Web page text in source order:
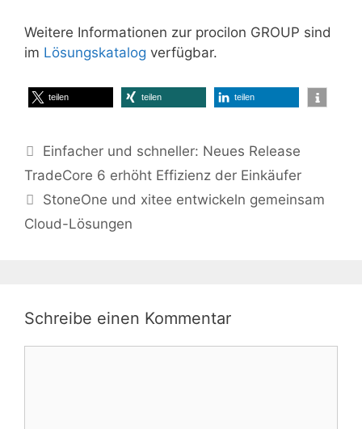
Weitere Informationen zur procilon GROUP sind
im Lösungskatalog verfügbar.
teilen teilen teilen
Einfacher und schneller: Neues Release
TradeCore 6 erhöht Effizienz der Einkäufer
StoneOne und xitee entwickeln gemeinsam
Cloud-Lösungen
Schreibe einen Kommentar